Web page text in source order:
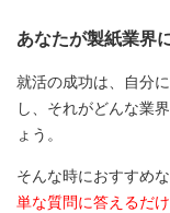
あなたが製紙業界
就活の成功は、自分
し、それがどんな業
ょう。
そんな時におすすめ
単な質問に答えるだけ